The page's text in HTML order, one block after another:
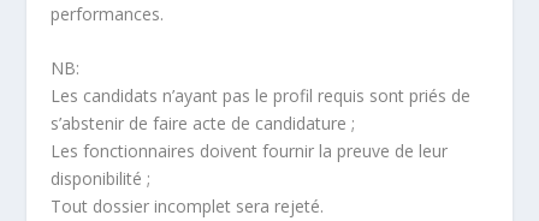
performances.
NB:
Les candidats n’ayant pas le profil requis sont priés de
s’abstenir de faire acte de candidature ;
Les fonctionnaires doivent fournir la preuve de leur
disponibilité ;
Tout dossier incomplet sera rejeté.